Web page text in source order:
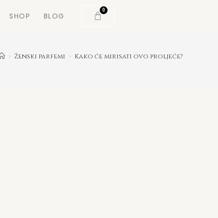
SHOP BLOG
0
> Ženski parfemi > Kako će mirisati ovo proljeće?